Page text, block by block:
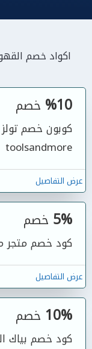
اكواد خصم
%10 خصم
كوبون خصم
toolsandmore
عرض التفاصيل
5% خصم
كود خصم متجر
عرض التفاصيل
10% خصم
كود خصم بياك